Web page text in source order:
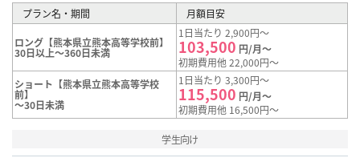
プラン名・期間 月額目安
ロング【熊本県立熊本高等学校前】
30日以上～360日未満
1日当たり 2,900円～
103,500 円/月～
初期費用他 22,000円～
ショート【熊本県立熊本高等学校
前】
～30日未満
1日当たり 3,300円～
115,500 円/月～
初期費用他 16,500円～
学生向け